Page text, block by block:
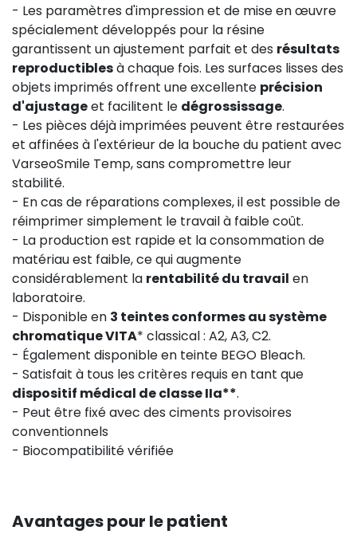
- Les paramètres d'impression et de mise en œuvre
spécialement développés pour la résine
garantissent un ajustement parfait et des résultats
reproductiblesà chaque fois. Les surfaces lisses des
objets imprimés offrent une excellente précision
d'ajustageet facilitent le dégrossissage.
- Les pièces déjà imprimées peuvent être restaurées
et affinées à l'extérieur de la bouche du patient avec
VarseoSmile Temp, sans compromettre leur
stabilité.
- En cas de réparations complexes, il est possible de
réimprimer simplement le travail à faible coût.
- La production est rapide et la consommation de
matériau est faible, ce qui augmente
considérablement la rentabilité du travail en
laboratoire.
- Disponible en 3 teintes conformes au système
chromatique VITA* classical : A2, A3, C2.
- Également disponible en teinte BEGO Bleach.
- Satisfait à tous les critères requis en tant que
dispositif médical de classe IIa**.
- Peut être fixé avec des ciments provisoires
conventionnels
- Biocompatibilité vérifiée
Avantages pour le patient